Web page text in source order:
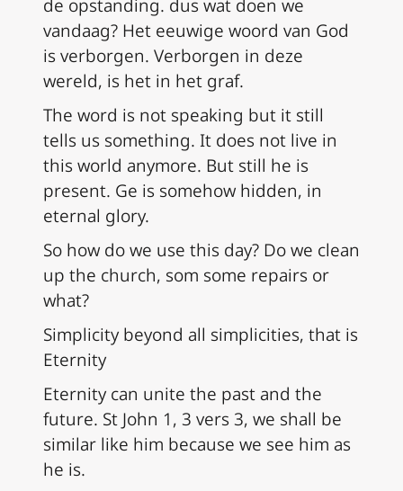
de opstanding. dus wat doen we
vandaag? Het eeuwige woord van God
is verborgen. Verborgen in deze
wereld, is het in het graf.
The word is not speaking but it still
tells us something. It does not live in
this world anymore. But still he is
present. Ge is somehow hidden, in
eternal glory.
So how do we use this day? Do we clean
up the church, som some repairs or
what?
Simplicity beyond all simplicities, that is
Eternity
Eternity can unite the past and the
future. St John 1, 3 vers 3, we shall be
similar like him because we see him as
he is.